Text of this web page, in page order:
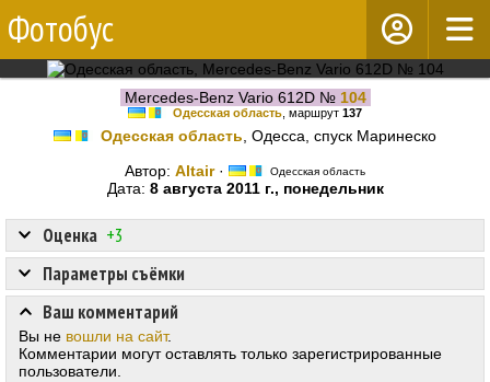
Фотобус
Mercedes-Benz Vario 612D № 104
Одесская область , маршрут 137
Одесская область , Одесса, спуск Маринеско
Автор: Altair· Одесская область
Дата: 8 августа 2011 г., понедельник
Оценка +3
Параметры съёмки
Ваш комментарий
Вы не вошли на сайт.
Комментарии могут оставлять только зарегистрированные
пользователи.